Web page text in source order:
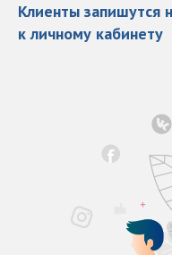
Клиенты запишутся
к личному кабинету